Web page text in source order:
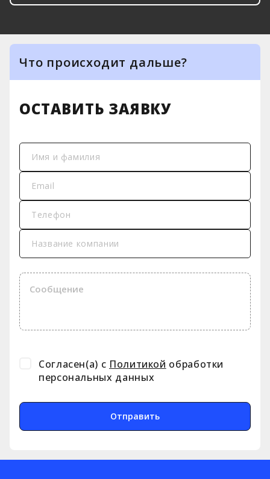
ОСТАВИТЬ ЗАЯВКУ
Имя и фамилия
Email
Телефон
Название компании
Согласен(а) с Политикой обработки
персональных данных
Отправить
Что происходит дальше?
необходимости
проекта
Выполняем работы
результат
Нам доверяют